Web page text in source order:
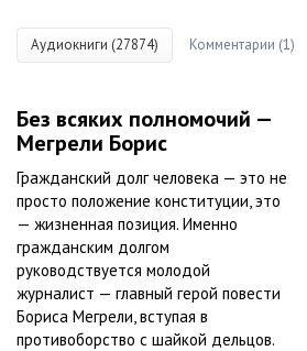
Аудиокниги (27874) Комментарии (1)
Без всяких полномочий —
Мегрели Борис
Гражданский долг человека — это не
просто положение конституции, это
— жизненная позиция. Именно
гражданским долгом
руководствуется молодой
журналист — главный герой повести
Бориса Мегрели, вступая в
противоборство с шайкой дельцов.